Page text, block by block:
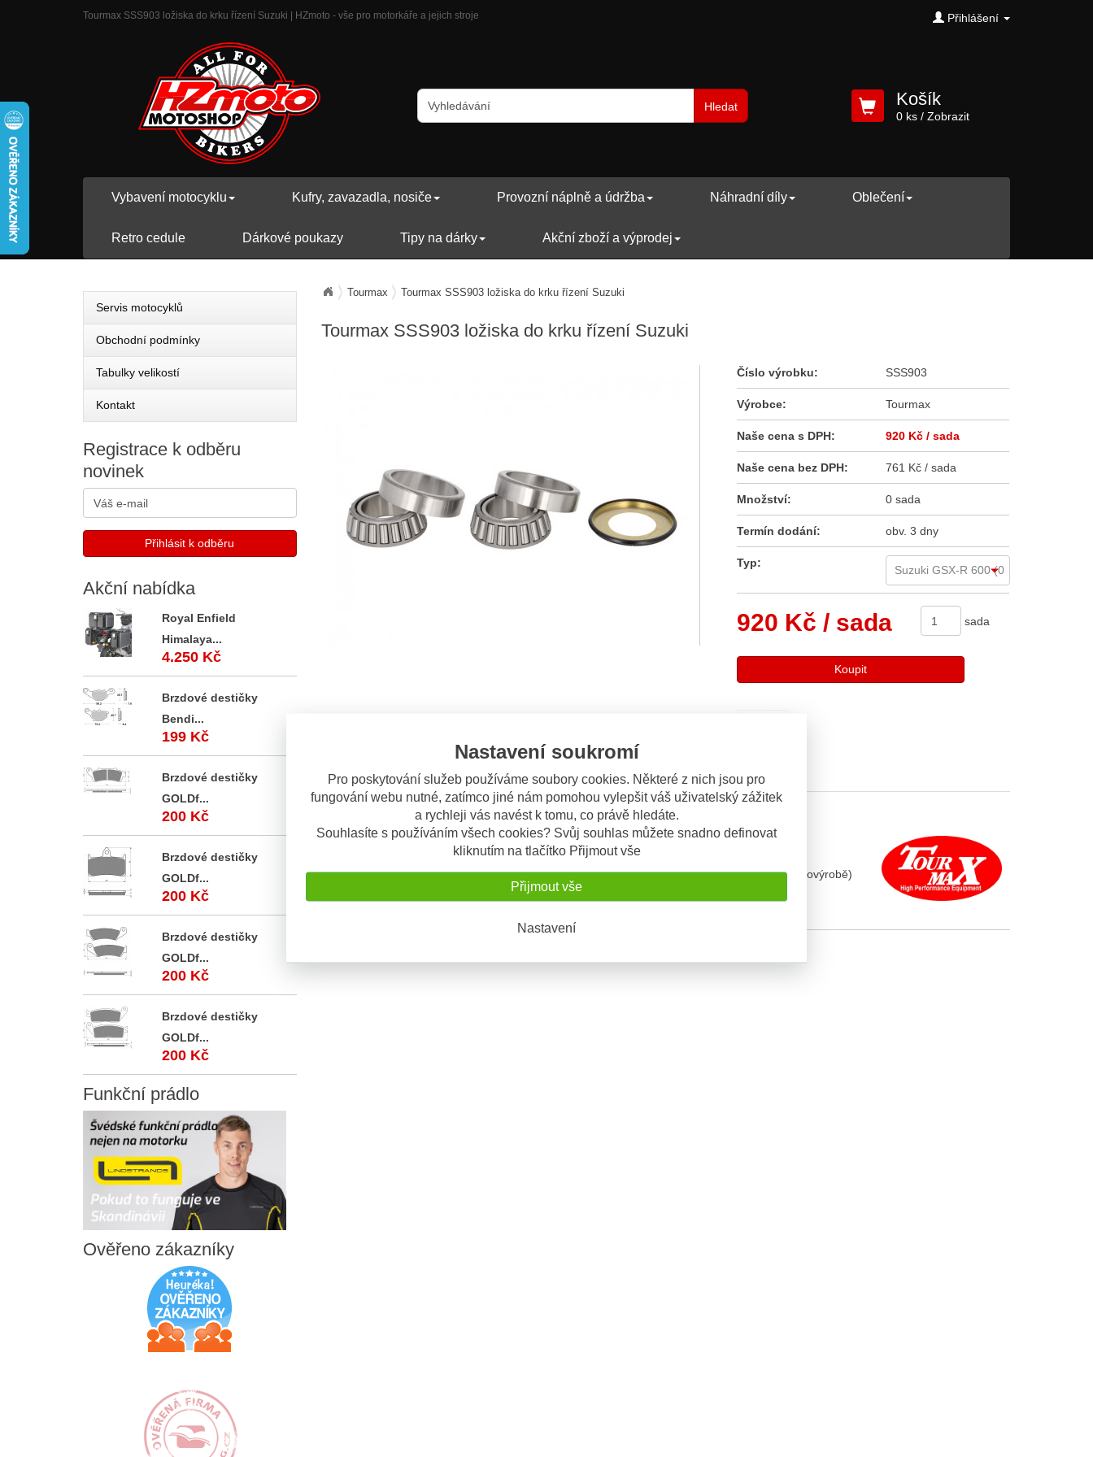
Nastavení soukromí
Pro poskytování služeb používáme soubory cookies. Některé z nich jsou pro
fungování webu nutné, zatímco jiné nám pomohou vylepšit váš uživatelský zážitek
a rychleji vás navést k tomu, co právě hledáte.
Souhlasíte s používáním všech cookies? Svůj souhlas můžete snadno definovat
kliknutím na tlačítko Přijmout vše
Přijmout vše
Nastavení
Tourmax SSS903 ložiska do krku řízení Suzuki | HZmoto - vše pro motorkáře a jejich stroje Přihlášení
Hledat Košík
0 ks/ Zobrazit
Vybavení motocyklu Kufry, zavazadla, nosiče Provozní náplně a údržba Náhradní díly Oblečení
Retro cedule Dárkové poukazy Tipy na dárky Akční zboží a výprodej
Tourmax Tourmax SSS903 ložiska do krku řízení Suzuki
Tourmax SSS903 ložiska do krku řízení Suzuki
Číslo výrobku: SSS903
Výrobce: Tourmax
Naše cena s DPH: 920 Kč / sada
Naše cena bez DPH: 761 Kč / sada
Množství: 0 sada
Termín dodání: obv. 3 dny
Typ:
920 Kč / sada sada
Koupit
Popis Odeslat dotaz
Sada originálních ložisek do krku řízení od značky Tourmax.
Sada kuželíkových ložisek do krku řízení v originální kvalitě (stejný dodavatel ložisek jako v prvovýrobě)
Servis motocyklů
Obchodní podmínky
Tabulky velikostí
Kontakt
Registrace k odběru
novinek
Akční nabídka
Royal Enfield
Himalaya...
4.250 Kč
Brzdové destičky
Bendi...
199 Kč
Brzdové destičky
GOLDf...
200 Kč
Brzdové destičky
GOLDf...
200 Kč
Brzdové destičky
GOLDf...
200 Kč
Brzdové destičky
GOLDf...
200 Kč
Funkční prádlo
Ověřeno zákazníky